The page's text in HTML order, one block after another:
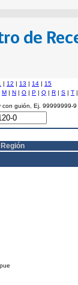
| 12 | 13 | 14 | 15
M | N | O | P | Q | R | S | T |
con guión, Ej. 99999999-9